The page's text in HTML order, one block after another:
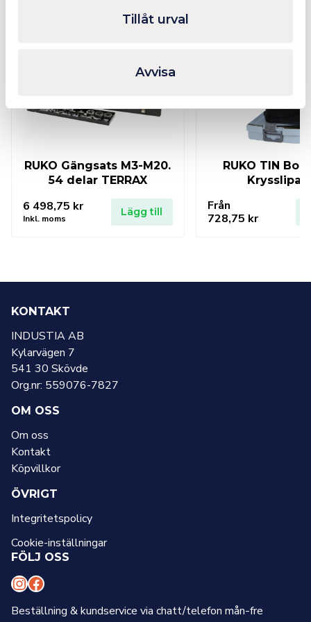
Tillåt urval
Avvisa
I lager
RUKO Gängsats M3-M20.
54 delar TERRAX
6 498,75 kr
Inkl. moms
Lägg till
RUKO TIN
Från
728,75 kr
KONTAKT
INDUSTIA AB
Kylarvägen 7
541 30 Skövde
Org.nr: 559076-7827
OM OSS
Om oss
Kontakt
Köpvillkor
ÖVRIGT
Integritetspolicy
Cookie-inställningar
FÖLJ OSS
I
n
F
a
Beställning & kundservice via chatt/telefon mån-fre